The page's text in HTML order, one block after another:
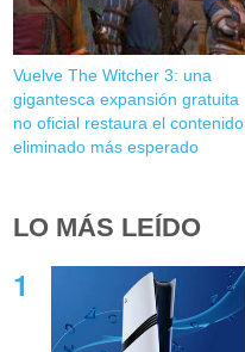
Vuelve The Witcher 3: una
gigantesca expansión gratuita
no oficial restaura el contenido
eliminado más esperado
LO MÁS LEÍDO